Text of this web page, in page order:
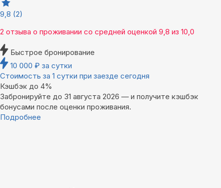
9,8 (2)
2 отзыва о проживании со средней оценкой 9,8 из 10,0
Быстрое бронирование
10 000 ₽ за сутки
Стоимость за 1 сутки при заезде сегодня
Кэшбэк до 4%
Забронируйте до 31 августа 2026 — и получите кэшбэк
бонусами после оценки проживания.
Подробнее